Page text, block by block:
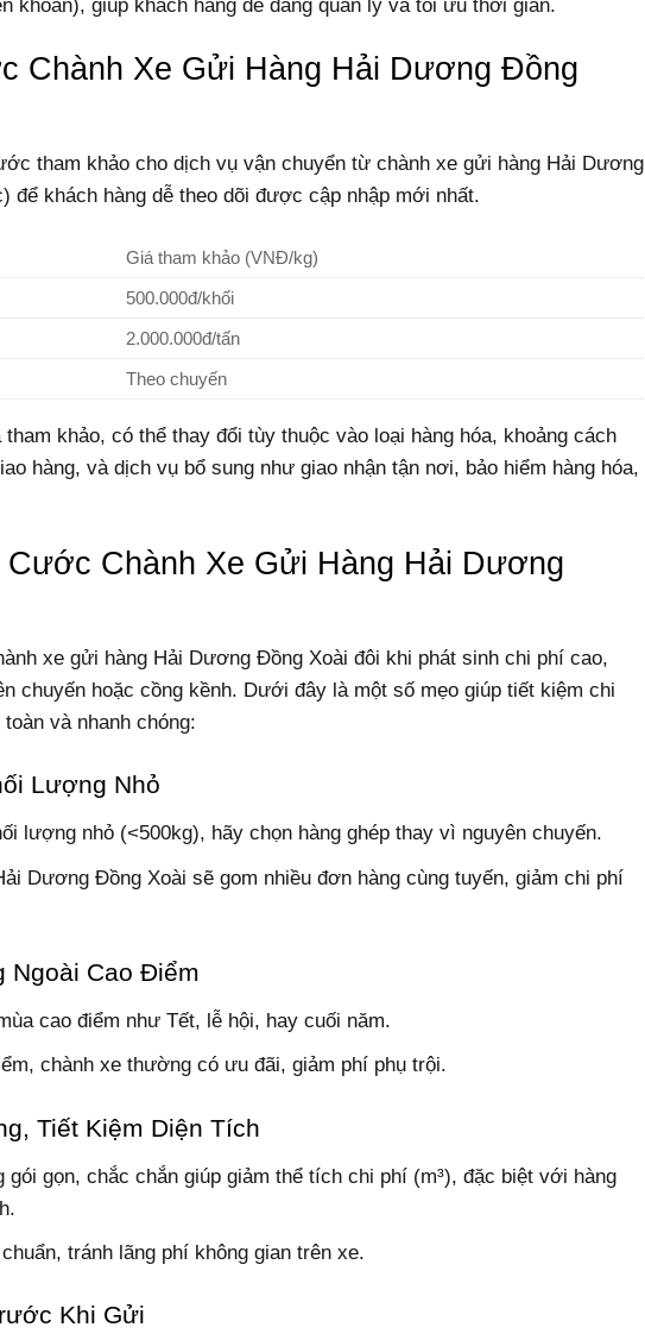
khoản), giúp khách hàng dễ dàng quản lý và tối ưu thời gian.
Chành Xe Gửi Hàng Hải Dương Đồng
tham khảo cho dịch vụ vận chuyển từ chành xe gửi hàng Hải Dương
để khách hàng dễ theo dõi được cập nhập mới nhất.
Giá tham khảo (VNĐ/kg)
500.000đ/khối
2.000.000đ/tấn
Theo chuyến
khảo, có thể thay đổi tùy thuộc vào loại hàng hóa, khoảng cách
hàng, và dịch vụ bổ sung như giao nhận tận nơi, bảo hiểm hàng hóa,
Cước Chành Xe Gửi Hàng Hải Dương
xe gửi hàng Hải Dương Đồng Xoài đôi khi phát sinh chi phí cao,
chuyến hoặc cồng kềnh. Dưới đây là một số mẹo giúp tiết kiệm chi
và nhanh chóng:
Lượng Nhỏ
lượng nhỏ (<500kg), hãy chọn hàng ghép thay vì nguyên chuyến.
Dương Đồng Xoài sẽ gom nhiều đơn hàng cùng tuyến, giảm chi phí
Ngoài Cao Điểm
cao điểm như Tết, lễ hội, hay cuối năm.
chành xe thường có ưu đãi, giảm phí phụ trội.
Tiết Kiệm Diện Tích
gói gọn, chắc chắn giúp giảm thể tích chi phí (m³), đặc biệt với hàng
tránh lãng phí không gian trên xe.
Khi Gửi